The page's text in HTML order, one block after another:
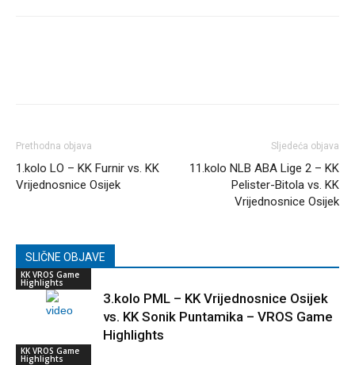
Prethodna objava
1.kolo LO – KK Furnir vs. KK
Vrijednosnice Osijek
Sljedeća objava
11.kolo NLB ABA Lige 2 – KK
Pelister-Bitola vs. KK
Vrijednosnice Osijek
SLIČNE OBJAVE
KK VROS Game
Highlights
3.kolo PML – KK Vrijednosnice Osijek
vs. KK Sonik Puntamika – VROS Game
Highlights
KK VROS Game
Highlights